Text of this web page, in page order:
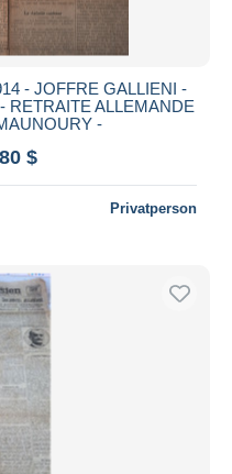
- JOFFRE GALLIENI -
RETRAITE ALLEMANDE
-
$
Privatperson